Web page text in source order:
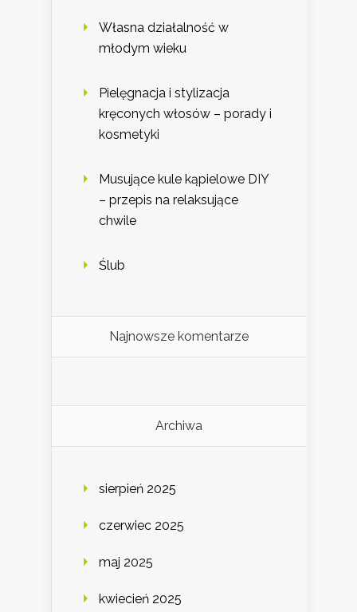
Własna działalność w
młodym wieku
Pielęgnacja i stylizacja
kręconych włosów – porady i
kosmetyki
Musujące kule kąpielowe DIY
– przepis na relaksujące
chwile
Ślub
Najnowsze komentarze
Archiwa
sierpień 2025
czerwiec 2025
maj 2025
kwiecień 2025